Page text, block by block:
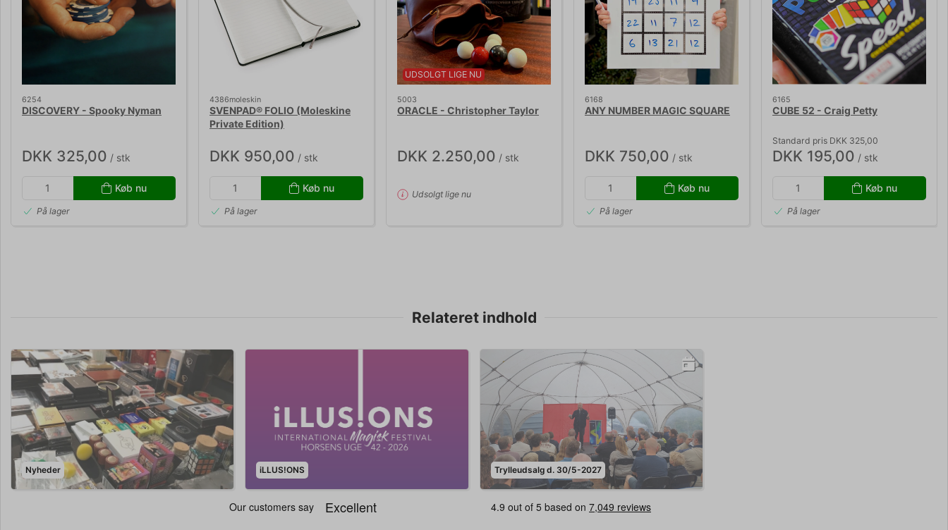
6254
DISCOVERY - Spooky Nyman
DKK 325,00 / stk
Køb nu
På lager
4386moleskin
SVENPAD® FOLIO (Moleskine
Private Edition)
DKK 950,00 / stk
Køb nu
På lager
UDSOLGT LIGE NU
5003
ORACLE - Christopher Taylor
DKK 2.250,00 / stk
Udsolgt lige nu
6168
ANY NUMBER MAGIC SQUARE
DKK 750,00 / stk
Køb nu
På lager
6165
CUBE 52 - Craig Petty
Standard pris DKK 325,00
DKK 195,00 / stk
Køb nu
På lager
Relateret indhold
Nyheder iLLUS!ONS Trylleudsalg d. 30/5-2027